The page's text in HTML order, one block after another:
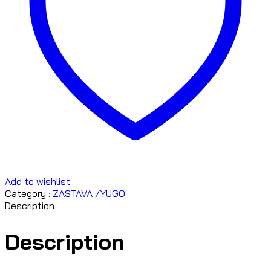
Add to wishlist
Category : ZASTAVA /YUGO
Description
Description